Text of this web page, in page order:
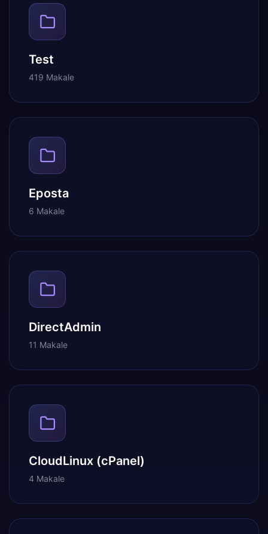
Test
419 Makale
Eposta
6 Makale
DirectAdmin
11 Makale
CloudLinux (cPanel)
4 Makale